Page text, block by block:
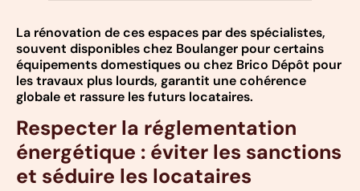
La rénovation de ces espaces par des spécialistes,
souvent disponibles chez Boulanger pour certains
équipements domestiques ou chez Brico Dépôt pour
les travaux plus lourds, garantit une cohérence
globale et rassure les futurs locataires.
Respecter la réglementation
énergétique : éviter les sanctions
et séduire les locataires